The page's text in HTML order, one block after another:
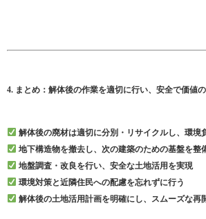
4. まとめ：解体後の作業を適切に行い、安全で価値
解体後の廃材は適切に分別・リサイクルし、環境
地下構造物を撤去し、次の建築のための基盤を整
地盤調査・改良を行い、安全な土地活用を実現
環境対策と近隣住民への配慮を忘れずに行う
解体後の土地活用計画を明確にし、スムーズな再